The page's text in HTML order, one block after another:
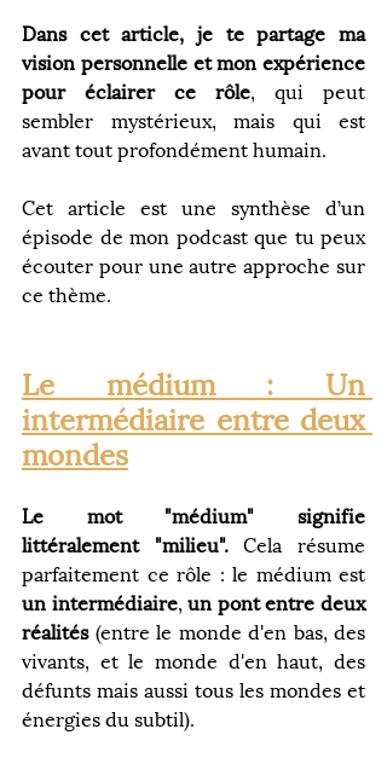
Dans cet article, je te partage ma
vision personnelle et mon expérience
pour éclairer ce rôle, qui peut
sembler mystérieux, mais qui est
avant tout profondément humain.
Cet article est une synthèse d’un
épisode de mon podcast que tu peux
écouter pour une autre approche sur
ce thème.
Le médium : Un
intermédiaire entre deux
mondes
Le mot "médium" signifie
littéralement "milieu". Cela résume
un intermédiaire, un pont entre deux
réalités (entre le monde d'en bas, des
vivants, et le monde d'en haut, des
défunts mais aussi tous les mondes et
énergies du subtil).